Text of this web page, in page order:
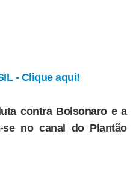
- Clique aqui!
contra Bolsonaro e a
se no canal do Plantão